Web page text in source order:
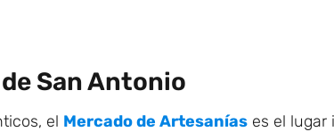
San Antonio
el Mercado de Artesanías es el lugar